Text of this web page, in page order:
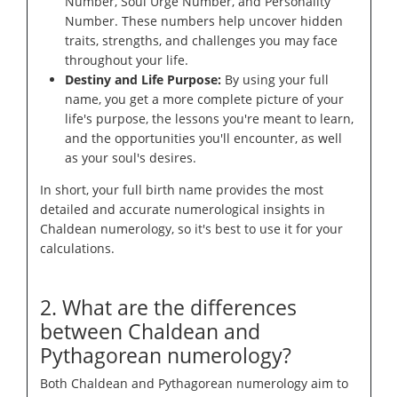
Number. These numbers help uncover hidden
traits, strengths, and challenges you may face
throughout your life.
Destiny and Life Purpose: By using your full
name, you get a more complete picture of your
life's purpose, the lessons you're meant to learn,
and the opportunities you'll encounter, as well
as your soul's desires.
In short, your full birth name provides the most
detailed and accurate numerological insights in
Chaldean numerology, so it's best to use it for your
calculations.
2. What are the differences
between Chaldean and
Pythagorean numerology?
Both Chaldean and Pythagorean numerology aim to